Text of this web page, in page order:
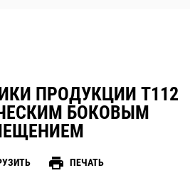
ПРОДУКЦИИ T112
БОКОВЫМ
print ПЕЧАТЬ